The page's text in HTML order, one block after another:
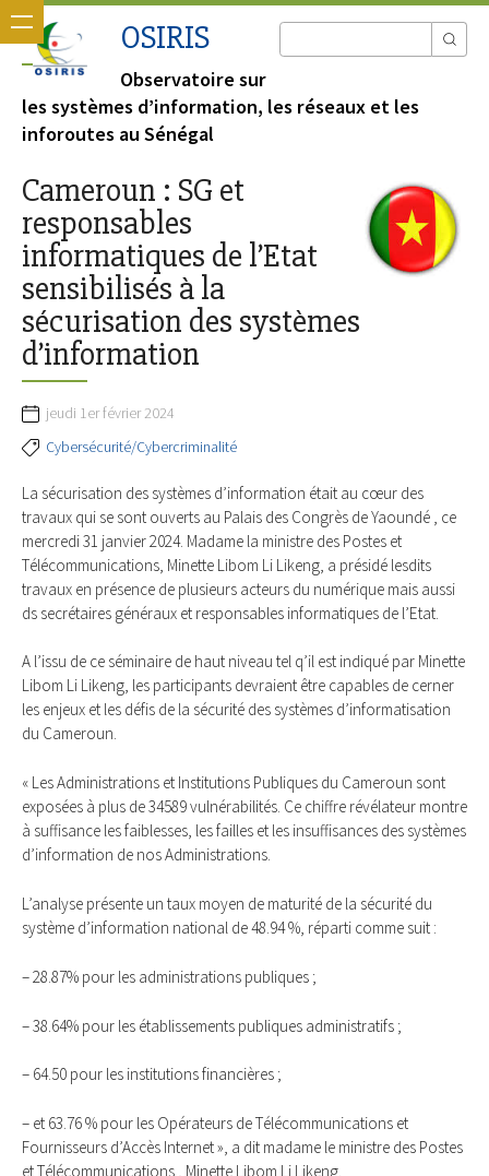
OSIRIS
Observatoire sur
les systèmes d’information, les réseaux et les
inforoutes au Sénégal
Cameroun : SG et
responsables
informatiques de l’Etat
sensibilisés à la
sécurisation des systèmes
d’information
jeudi 1er février 2024
Cybersécurité/Cybercriminalité
La sécurisation des systèmes d’information était au cœur des
travaux qui se sont ouverts au Palais des Congrès de Yaoundé , ce
mercredi 31 janvier 2024. Madame la ministre des Postes et
Télécommunications, Minette Libom Li Likeng, a présidé lesdits
travaux en présence de plusieurs acteurs du numérique mais aussi
ds secrétaires généraux et responsables informatiques de l’Etat.
A l’issu de ce séminaire de haut niveau tel q’il est indiqué par Minette
Libom Li Likeng, les participants devraient être capables de cerner
les enjeux et les défis de la sécurité des systèmes d’informatisation
du Cameroun.
« Les Administrations et Institutions Publiques du Cameroun sont
exposées à plus de 34589 vulnérabilités. Ce chiffre révélateur montre
à suffisance les faiblesses, les failles et les insuffisances des systèmes
d’information de nos Administrations.
L’analyse présente un taux moyen de maturité de la sécurité du
système d’information national de 48.94 %, réparti comme suit :
– 28.87% pour les administrations publiques ;
– 38.64% pour les établissements publiques administratifs ;
– 64.50 pour les institutions financières ;
– et 63.76 % pour les Opérateurs de Télécommunications et
Fournisseurs d’Accès Internet », a dit madame le ministre des Postes
et Télécommunications , Minette Libom Li Likeng.